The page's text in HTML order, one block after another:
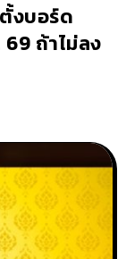
งบอร์ด
ถ้าไม่ลง